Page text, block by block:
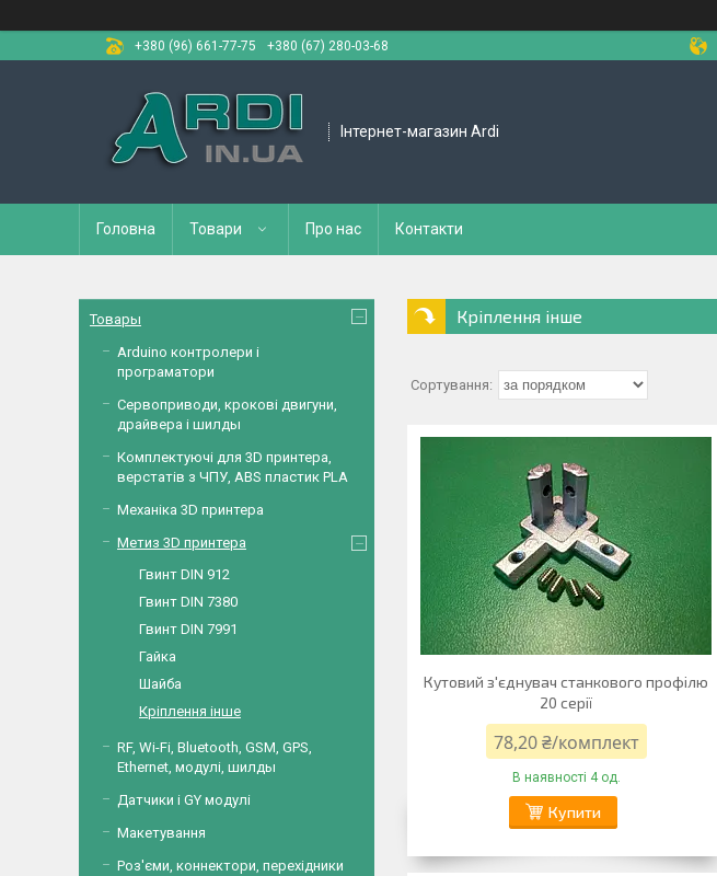
+380 (96) 661-77-75
+380 (67) 280-03-68
Інтернет-магазин Ardi
Головна Товари Про нас Контакти
Кріплення інше
Кутовий з'єднувач станкового профілю
20 серії
78,20 ₴/комплект
В наявності 4 од.
Купити
Товары
Arduino контролери і
програматори
Сервоприводи, крокові двигуни,
драйвера і шилды
Комплектуючі для 3D принтера,
верстатів з ЧПУ, ABS пластик PLA
Механіка 3D принтера
Метиз 3D принтера
Гвинт DIN 912
Гвинт DIN 7380
Гвинт DIN 7991
Гайка
Шайба
Кріплення інше
RF, Wi-Fi, Bluetooth, GSM, GPS,
Ethernet, модулі, шилды
Датчики і GY модулі
Макетування
Роз'єми, коннектори, перехідники